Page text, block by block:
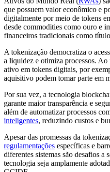
que possuem valor econômico e
digitalmente por meio de tokens
desde commodities como ouro e
financeiros tradicionais como
A tokenização democratiza o
a liquidez e otimiza processos.
ativo em tokens digitais, por
aquisitivo podem tomar parte em
Por sua vez, a tecnologia
garante maior transparência e
além de automatizar processos
inteligentes, reduzindo custos e
Apesar das promessas da
regulamentações específicas e
diferentes sistemas são desafios a
tecnologia seja amplamente